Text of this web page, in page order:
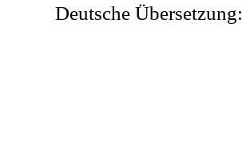
Deutsche Übersetzung: